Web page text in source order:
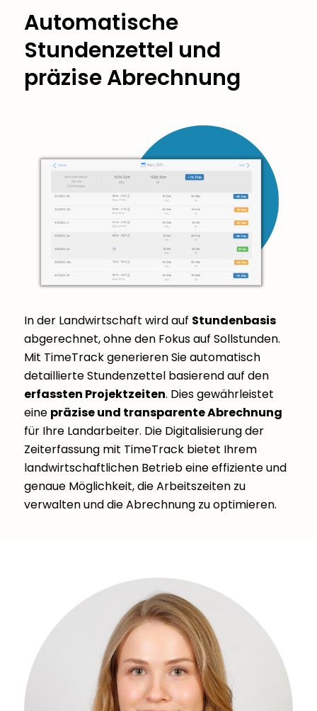
Automatische
Stundenzettel und
präzise Abrechnung
In der Landwirtschaft wird auf Stundenbasis
abgerechnet, ohne den Fokus auf Sollstunden.
Mit TimeTrack generieren Sie automatisch
detaillierte Stundenzettel basierend auf den
erfassten Projektzeiten. Dies gewährleistet
eine präzise und transparente Abrechnung
für Ihre Landarbeiter. Die Digitalisierung der
Zeiterfassung mit TimeTrack bietet Ihrem
landwirtschaftlichen Betrieb eine effiziente und
genaue Möglichkeit, die Arbeitszeiten zu
verwalten und die Abrechnung zu optimieren.